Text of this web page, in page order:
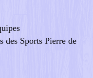
Sports Pierre de